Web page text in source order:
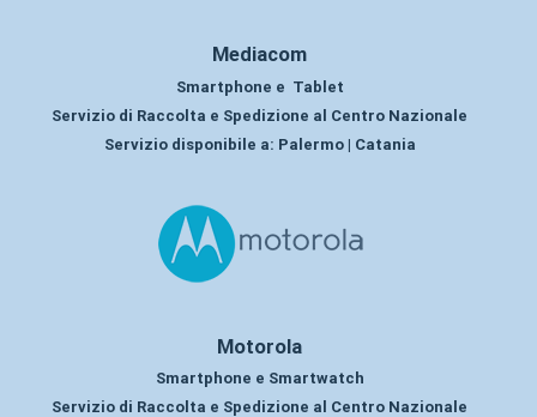
Mediacom
Smartphone e Tablet
Servizio di Raccolta e Spedizione al Centro Nazionale
Servizio disponibile a: Palermo | Catania
Motorola
Smartphone e Smartwatch
Servizio di Raccolta e Spedizione al Centro Nazionale